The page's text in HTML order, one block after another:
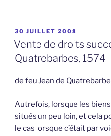
PUBLIÉ
LE
30 JUILLET 2008
Vente de droits
Quatrebarbes, 1574
de feu Jean de
Autrefois, lorsque les
situés un peu loin, et cela
le cas lorsque c’était par